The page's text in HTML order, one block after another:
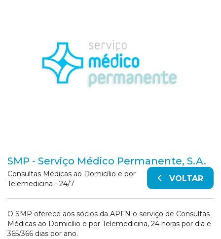
SMP - Serviço Médico Permanente, S.A.
VOLTAR
Consultas Médicas ao Domicílio e por
Telemedicina - 24/7
O SMP oferece aos sócios da APFN o serviço de Consultas
Médicas ao Domicílio e por Telemedicina, 24 horas por dia e
365/366 dias por ano.